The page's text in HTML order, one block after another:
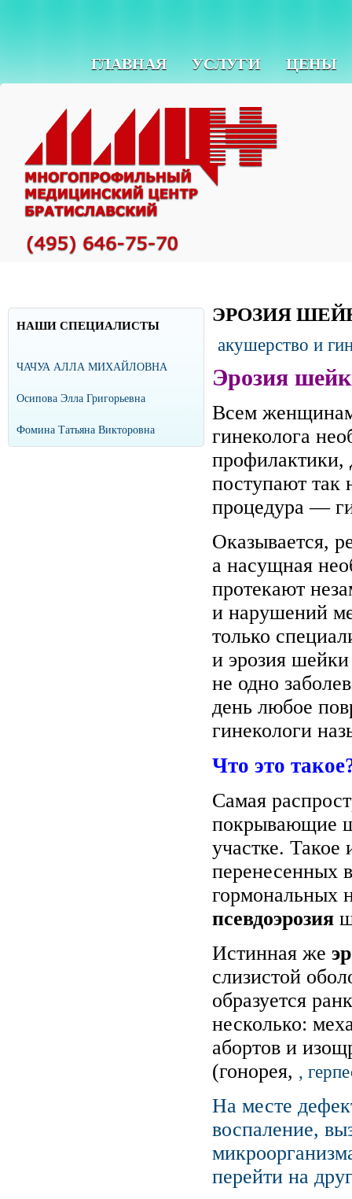
ГЛАВНАЯ УСЛУГИ ЦЕНЫ
НАШИ СПЕЦИАЛИСТЫ
ЧАЧУА АЛЛА МИХАЙЛОВНА
Осипова Элла Григорьевна
Фомина Татьяна Викторовна
ЭРОЗИЯ
акушерство и
Эрозия
Всем
гинеколога
профилактики,
поступают так
процедура —
Оказывается,
а насущная
протекают
и нарушений
только
и эрозия
не одно
день любое
гинекологи
Что это
Самая
покрывающие
участке. Такое
перенесенных
гормональных
псевдоэрозия
Истинная же
слизистой
образуется
несколько:
абортов и
(гонорея, ,
На месте
воспаление,
перейти на